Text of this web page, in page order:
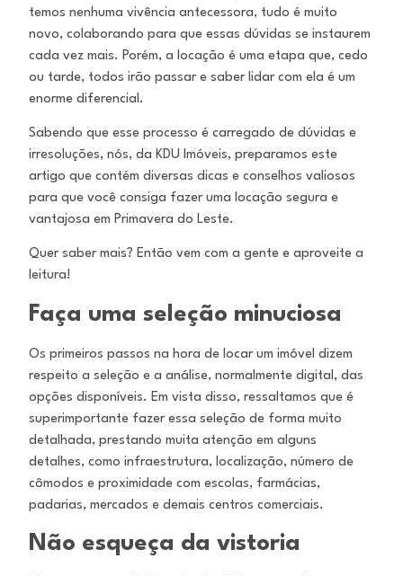
temos nenhuma vivência antecessora, tudo é muito
novo, colaborando para que essas dúvidas se instaurem
cada vez mais. Porém, a locação é uma etapa que, cedo
ou tarde, todos irão passar e saber lidar com ela é um
enorme diferencial.
Sabendo que esse processo é carregado de dúvidas e
irresoluções, nós, da KDU Imóveis, preparamos este
artigo que contém diversas dicas e conselhos valiosos
para que você consiga fazer uma locação segura e
vantajosa em Primavera do Leste.
Quer saber mais? Então vem com a gente e aproveite a
leitura!
Faça uma seleção minuciosa
Os primeiros passos na hora de locar um imóvel dizem
respeito a seleção e a análise, normalmente digital, das
opções disponíveis. Em vista disso, ressaltamos que é
superimportante fazer essa seleção de forma muito
detalhada, prestando muita atenção em alguns
detalhes, como infraestrutura, localização, número de
cômodos e proximidade com escolas, farmácias,
padarias, mercados e demais centros comerciais.
Não esqueça da vistoria